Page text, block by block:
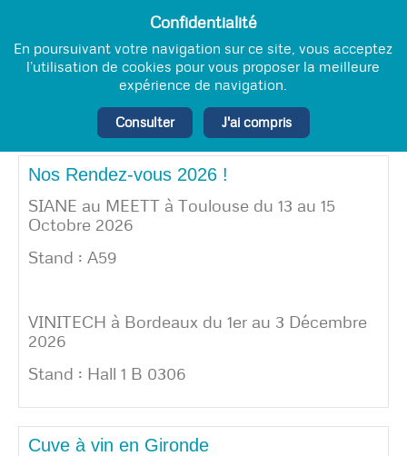
Nos Rendez-vous 2026 !
SIANE au MEETT à Toulouse du 13 au 15
Octobre 2026
Stand : A59
VINITECH à Bordeaux du 1er au 3 Décembre
2026
Stand : Hall 1 B 0306
Cuve à vin en Gironde
Confidentialité
En poursuivant votre navigation sur ce site, vous acceptez
l’utilisation de cookies pour vous proposer la meilleure
expérience de navigation.
Consulter J'ai compris